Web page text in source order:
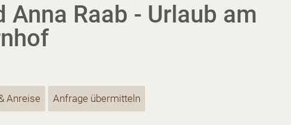
Anna Raab - Urlaub am
Anreise Anfrage übermitteln